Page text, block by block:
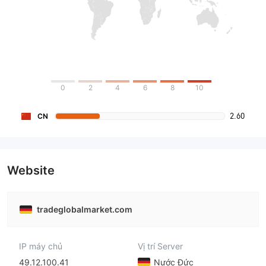
0 2 4 6 8 10
CN 2.60
Website
tradeglobalmarket.com
IP máy chủ
49.12.100.41
Vị trí Server
Nước Đức